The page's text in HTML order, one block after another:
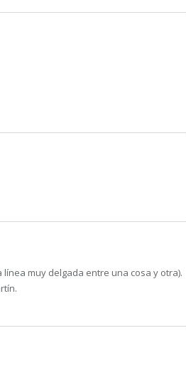
muy delgada entre una cosa y otra).